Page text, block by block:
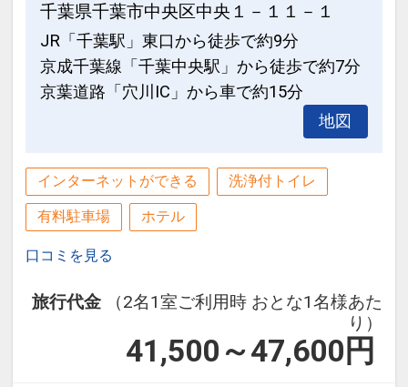
設定期間：2026年4月1日～2027年3月
31日
インターネットコース番号：DP-1-
17438570
千葉県千葉市中央区中央１－１１－１
JR「千葉駅」東口から徒歩で約9分
京成千葉線「千葉中央駅」から徒歩で約7分
京葉道路「穴川IC」から車で約15分
地図
インターネットができる 洗浄付トイレ
有料駐車場 ホテル
口コミを見る
旅行代金
（2名1室ご利用時 おとな1名様あた
り）
41,500～47,600 円